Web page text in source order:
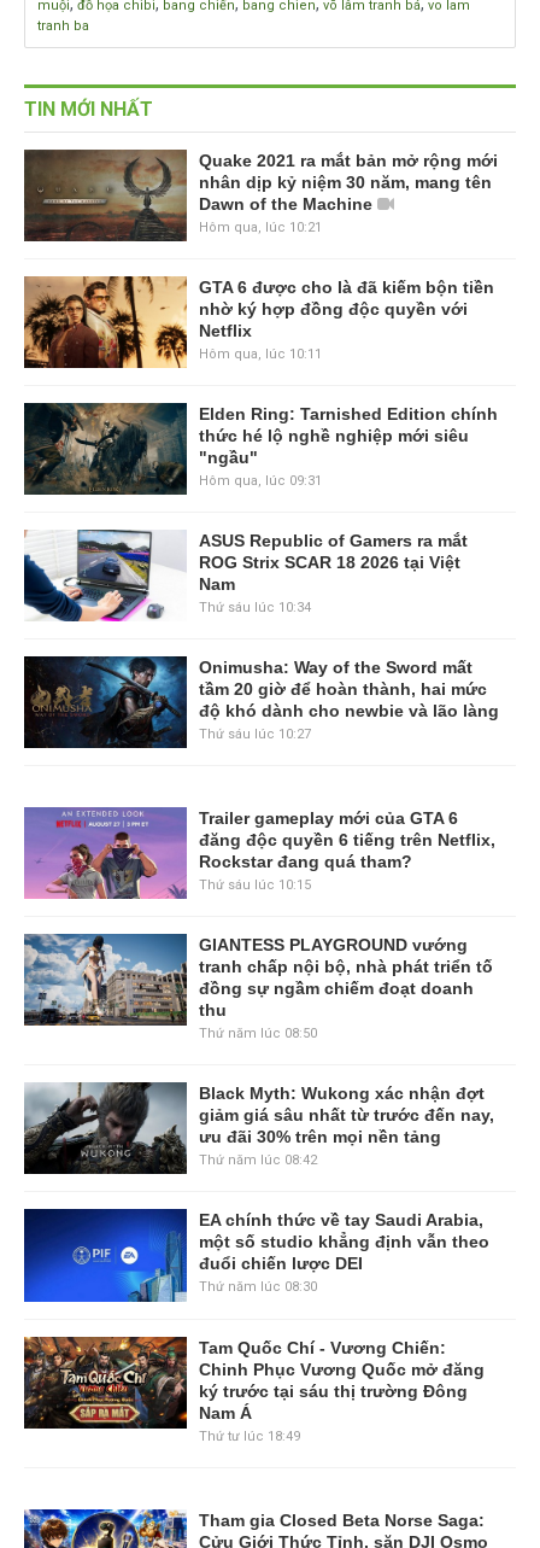
muội, đồ họa chibi, bang chiến, bang chien, võ lâm tranh bá, vo lam
tranh ba
TIN MỚI NHẤT
Quake 2021 ra mắt bản mở rộng mới
nhân dịp kỷ niệm 30 năm, mang tên
Dawn of the Machine
Hôm qua, lúc 10:21
GTA 6 được cho là đã kiếm bộn tiền
nhờ ký hợp đồng độc quyền với
Netflix
Hôm qua, lúc 10:11
Elden Ring: Tarnished Edition chính
thức hé lộ nghề nghiệp mới siêu
"ngầu"
Hôm qua, lúc 09:31
ASUS Republic of Gamers ra mắt
ROG Strix SCAR 18 2026 tại Việt
Nam
Thứ sáu lúc 10:34
Onimusha: Way of the Sword mất
tầm 20 giờ để hoàn thành, hai mức
độ khó dành cho newbie và lão làng
Thứ sáu lúc 10:27
Trailer gameplay mới của GTA 6
đăng độc quyền 6 tiếng trên Netflix,
Rockstar đang quá tham?
Thứ sáu lúc 10:15
GIANTESS PLAYGROUND vướng
tranh chấp nội bộ, nhà phát triển tố
đồng sự ngầm chiếm đoạt doanh
thu
Thứ năm lúc 08:50
Black Myth: Wukong xác nhận đợt
giảm giá sâu nhất từ trước đến nay,
ưu đãi 30% trên mọi nền tảng
Thứ năm lúc 08:42
EA chính thức về tay Saudi Arabia,
một số studio khẳng định vẫn theo
đuổi chiến lược DEI
Thứ năm lúc 08:30
Tam Quốc Chí - Vương Chiến:
Chinh Phục Vương Quốc mở đăng
ký trước tại sáu thị trường Đông
Nam Á
Thứ tư lúc 18:49
Tham gia Closed Beta Norse Saga:
Cửu Giới Thức Tỉnh, săn DJI Osmo